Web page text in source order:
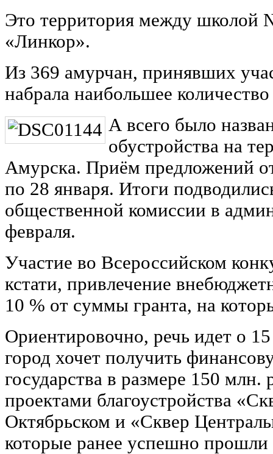
Это территория между школой
«Линкор».
Из 369 амурчан, принявших
набрала наибольшее
А всего было
обустройства на
Амурска. Приём предложений
по 28 января. Итоги
общественной комиссии в
февраля.
Участие во Всероссийском
кстати, привлечение
10 % от суммы гранта, на
Ориентировочно, речь идет о
город хочет получить
государства в размере 150 млн.
проектами благоустройства
Октябрьском и «Сквер
которые ранее успешно